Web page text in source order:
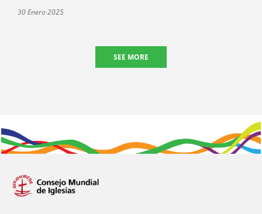
30 Enero 2025
SEE MORE